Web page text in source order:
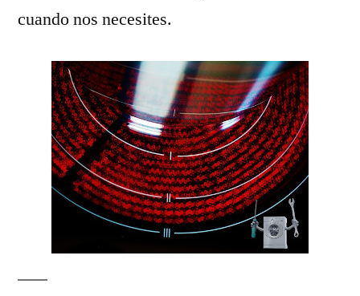
cuando nos necesites.